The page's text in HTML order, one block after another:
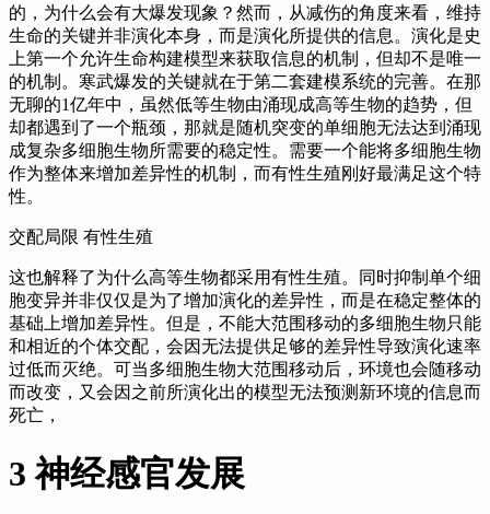
的， 为什么会有大爆发现象？ 然而， 从减伤的角度来看， 维持
生命的关键并非演化本身， 而是演化所提供的信息。 演化是史
上第一个允许生命构建模型来获取信息的机制， 但却不是唯一
的机制。 寒武爆发的关键就在于第二套建模系统的完善。 在那
无聊的1亿年中， 虽然低等生物由涌现成高等生物的趋势， 但
却都遇到了一个瓶颈， 那就是随机突变的单细胞无法达到涌现
成复杂多细胞生物所需要的稳定性。 需要一个能将多细胞生物
作为整体来增加差异性的机制， 而有性生殖刚好最满足这个特
性。
交配局限 有性生殖
这也解释了为什么高等生物都采用有性生殖。
同时抑制单个细
胞变异并非仅仅是为了增加演化的差异性， 而是在稳定整体的
基础上增加差异性。 但是， 不能大范围移动的多细胞生物只能
和相近的个体交配， 会因无法提供足够的差异性导致演化速率
过低而灭绝。 可当多细胞生物大范围移动后， 环境也会随移动
而改变， 又会因之前所演化出的模型无法预测新环境的信息而
死亡，
3 神经感官发展